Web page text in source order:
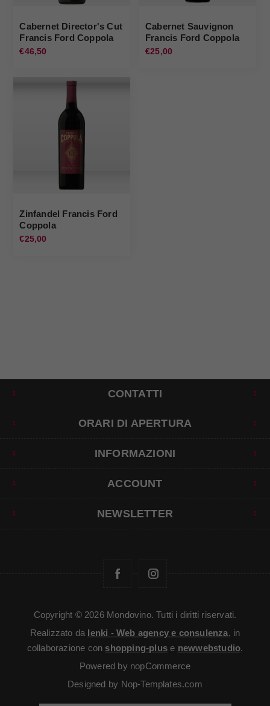
Cabernet Director's Cut
Francis Ford Coppola
€46,50
Cabernet Sauvignon
Francis Ford Coppola
€25,00
Zinfandel Francis Ford
Coppola
€25,00
CONTATTI
ORARI DI APERTURA
INFORMAZIONI
ACCOUNT
NEWSLETTER
Copyright © 2026 Mondovino. Tutti i diritti riservati.
Realizzato da Ienki - Web agency e consulenza, in
collaborazione con shopping-plus e newwebstudio.
Powered by nopCommerce
Designed by Nop-Templates.com